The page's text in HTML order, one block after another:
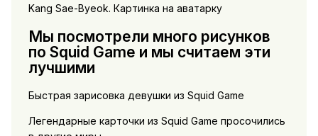
Kang Sae-Byeok. Картинка на аватарку
Мы посмотрели много рисунков
по Squid Game и мы считаем эти
лучшими
Быстрая зарисовка девушки из Squid Game
Легендарные карточки из Squid Game просочились